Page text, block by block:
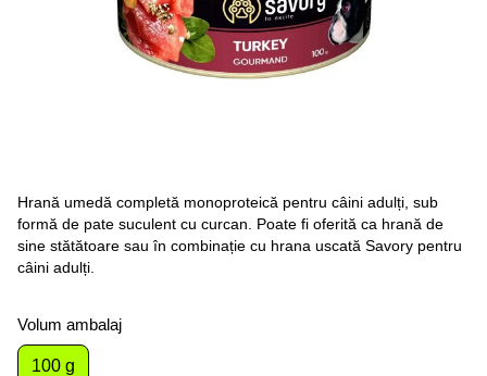
Hrană umedă completă monoproteică pentru câini adulți, sub
formă de pate suculent cu curcan. Poate fi oferită ca hrană de
sine stătătoare sau în combinație cu hrana uscată Savory pentru
câini adulți.
Volum ambalaj
100 g